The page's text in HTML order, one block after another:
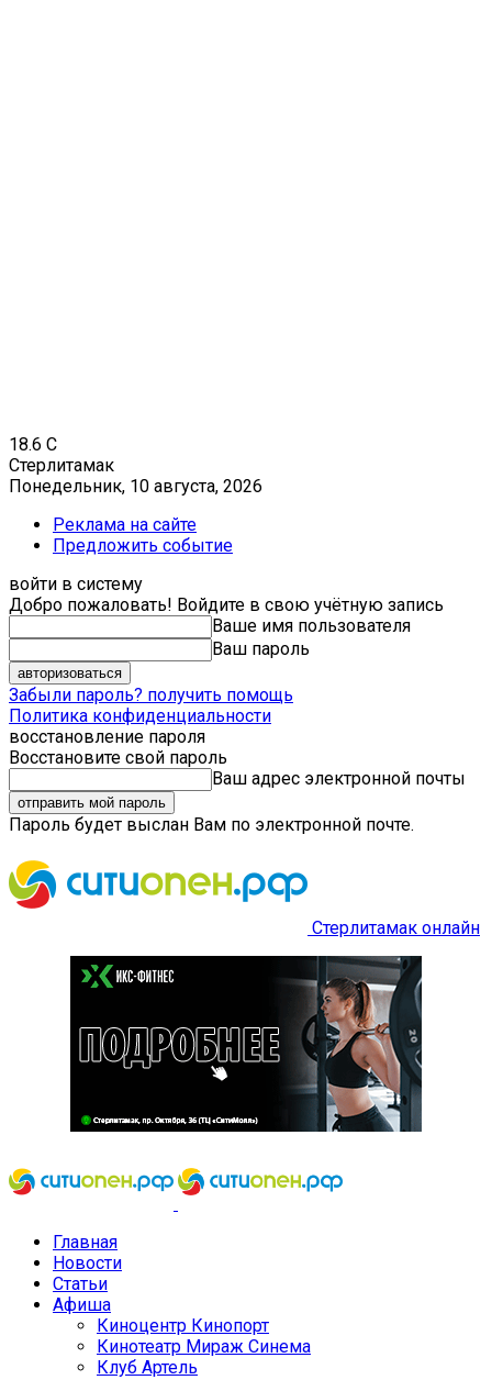
18.6 C
Стерлитамак
Понедельник, 10 августа, 2026
Реклама на сайте
Предложить событие
войти в систему
Добро пожаловать! Войдите в свою учётную запись
Ваше имя пользователя
Ваш пароль
Забыли пароль? получить помощь
Политика конфиденциальности
восстановление пароля
Восстановите свой пароль
Ваш адрес электронной почты
Пароль будет выслан Вам по электронной почте.
Стерлитамак онлайн
Главная
Новости
Статьи
Афиша
Киноцентр Кинопорт
Кинотеатр Мираж Синема
Клуб Артель